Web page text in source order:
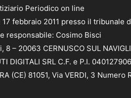
Periodico on line
17 febbraio 2011 presso il tribunale
responsabile: Cosimo Bisci
8 – 20063 CERNUSCO SUL
DIGITALI SRL C.F. e P.I.
(CE) 81051, Via VERDI, 3 Numero